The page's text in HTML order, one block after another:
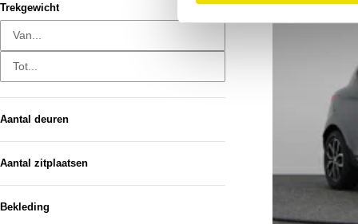
Trekgewicht
Van...
Tot...
Aantal deuren
2
Aantal zitplaatsen
Bekleding